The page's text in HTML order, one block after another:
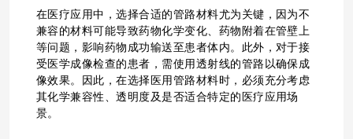
在医疗应用中，选择合适的管路材料尤为关键，因为不
兼容的材料可能导致药物化学变化、药物附着在管壁上
等问题，影响药物成功输送至患者体内。此外，对于接
受医学成像检查的患者，需使用透射线的管路以确保成
像效果。因此，在选择医用管路材料时，必须充分考虑
其化学兼容性、透明度及是否适合特定的医疗应用场
景。